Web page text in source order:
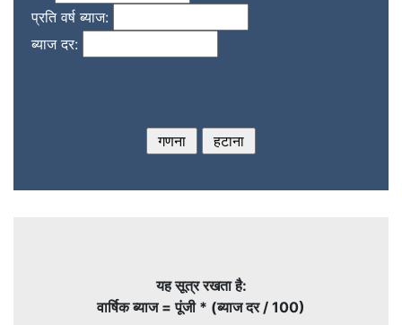
प्रति वर्ष ब्याज:
ब्याज दर:
यह सूत्र रखता है:
वार्षिक ब्याज = पूंजी * (ब्याज दर / 100)